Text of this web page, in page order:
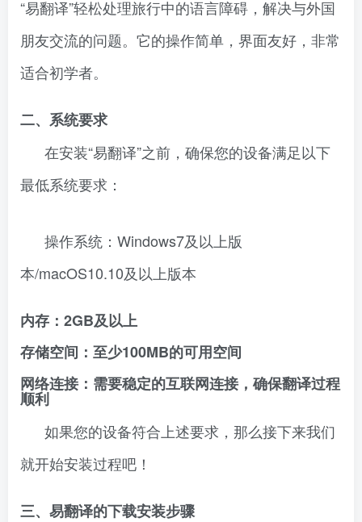
“易翻译”轻松处理旅行中的语言障碍，解决与外国
朋友交流的问题。它的操作简单，界面友好，非常
适合初学者。
二、系统要求
在安装“易翻译”之前，确保您的设备满足以下
最低系统要求：
操作系统：Windows7及以上版
本/macOS10.10及以上版本
内存：2GB及以上
存储空间：至少100MB的可用空间
网络连接：需要稳定的互联网连接，确保翻译过程
顺利
如果您的设备符合上述要求，那么接下来我们
就开始安装过程吧！
三、易翻译的下载安装步骤